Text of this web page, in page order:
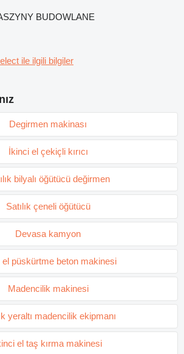
BUDOWLANE
ile ilgili bilgiler
Degirmen makinası
İkinci el çekiçli kırıcı
bilyalı öğütücü değirmen
Satılık çeneli öğütücü
Devasa kamyon
el püskürtme beton makinesi
Madencilik makinesi
yeraltı madencilik ekipmanı
el taş kırma makinesi